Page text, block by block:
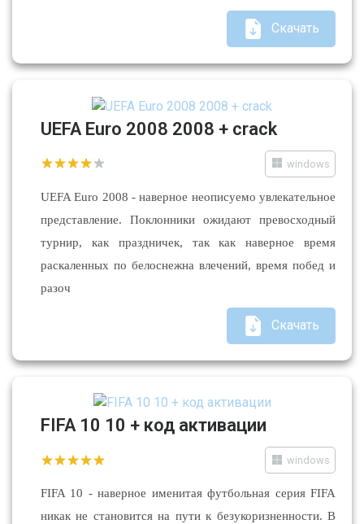
Скачать
UEFA Euro 2008 2008 + crack
windows
UEFA Euro 2008 - наверное неописуемо увлекательное
представление. Поклонники ожидают превосходный
турнир, как праздничек, так как наверное время
раскаленных по белоснежна влечений, время побед и
разоч
Скачать
FIFA 10 10 + код активации
windows
FIFA 10 - наверное именитая футбольная серия FIFA
никак не становится на пути к безукоризненности. В